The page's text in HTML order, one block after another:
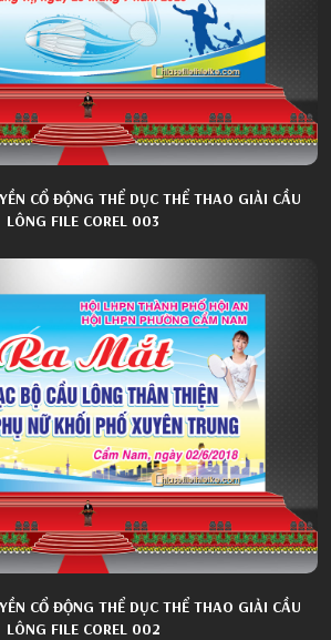
CỔ ĐỘNG THỂ DỤC THỂ THAO GIẢI CẦU
LÔNG FILE COREL 003
CỔ ĐỘNG THỂ DỤC THỂ THAO GIẢI CẦU
LÔNG FILE COREL 002